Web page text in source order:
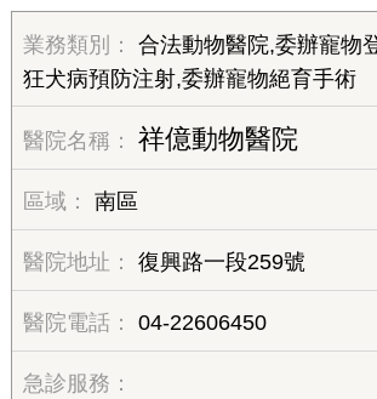
合法動物醫院,委辦寵物
狂犬病預防注射,委辦寵物絕育手術
祥億動物醫院
南區
復興路一段259號
04-22606450